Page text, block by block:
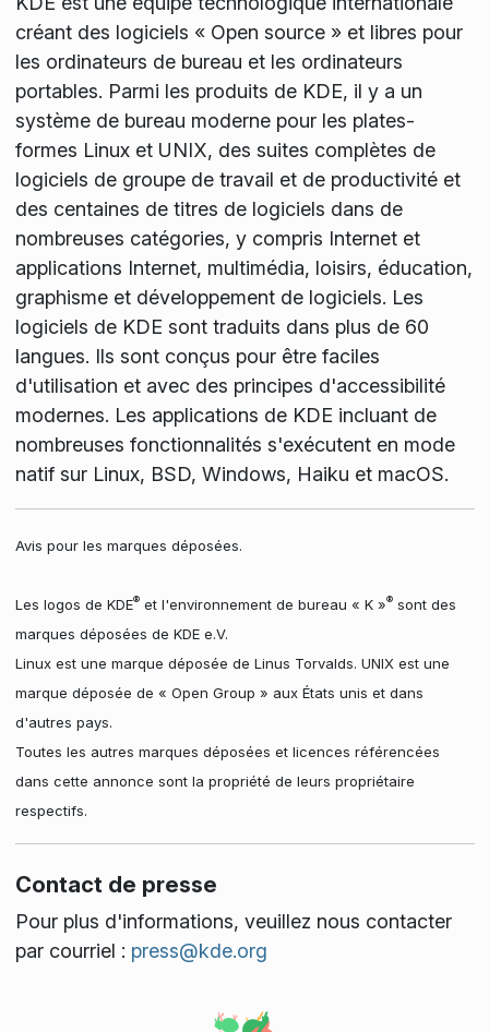
créant des logiciels « Open source » et libres pour
les ordinateurs de bureau et les ordinateurs
portables. Parmi les produits de KDE, il y a un
système de bureau moderne pour les plates-
formes Linux et UNIX, des suites complètes de
logiciels de groupe de travail et de productivité et
des centaines de titres de logiciels dans de
nombreuses catégories, y compris Internet et
applications Internet, multimédia, loisirs, éducation,
graphisme et développement de logiciels. Les
logiciels de KDE sont traduits dans plus de 60
langues. Ils sont conçus pour être faciles
d'utilisation et avec des principes d'accessibilité
modernes. Les applications de KDE incluant de
nombreuses fonctionnalités s'exécutent en mode
natif sur Linux, BSD, Windows, Haiku et macOS.
Avis pour les marques déposées.
Les logos de KDE®et l'environnement de bureau « K »®sont des
marques déposées de KDE e.V.
Linux est une marque déposée de Linus Torvalds. UNIX est une
marque déposée de « Open Group » aux États unis et dans
d'autres pays.
Toutes les autres marques déposées et licences référencées
dans cette annonce sont la propriété de leurs propriétaire
respectifs.
Contact de presse
Pour plus d'informations, veuillez nous contacter
par courriel : press@kde.org